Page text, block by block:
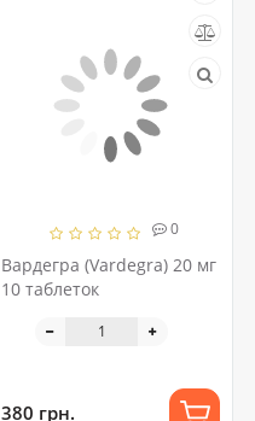
0
Вардегра (Vardegra) 20 мг
10 таблеток
380 грн.